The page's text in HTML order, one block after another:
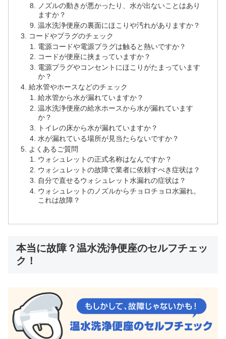
ノズルの動きが悪かったり、水が出ないことはあり
ますか？
温水洗浄便座の裏面にほこりや汚れがありますか？
コードやプラグのチェック
電源コードや電源プラグは触ると熱いですか？
コードが便座に挟まっていますか？
電源プラグやコンセントにほこりがたまっています
か？
給水管やホースなどのチェック
給水管から水が漏れていますか？
温水洗浄便座の給水ホースから水が漏れています
か？
トイレの床から水が漏れていますか？
水が漏れている場所が見当たらないですか？
よくあるご質問
ウォシュレットの正式名称はなんですか？
ウォシュレットの故障で業者に依頼すべき症状は？
自分で直せるウォシュレット水漏れの症状は？
ウォシュレットのノズルからチョロチョロ水漏れ。
これは故障？
本当に故障？温水洗浄便座のセルフチェッ
ク！